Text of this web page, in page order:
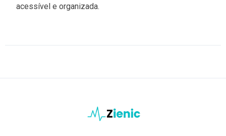
acessível e organizada.